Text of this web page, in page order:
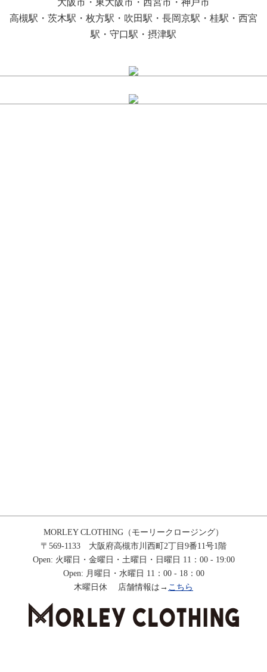
高槻駅・茨木駅・枚方駅・吹田駅・長岡京駅・桂駅・西宮
駅・守口駅・摂津駅
MORLEY CLOTHING（モーリークロージング）
〒569-1133 大阪府高槻市川西町2丁目9番11号1階
Open: 火曜日・金曜日・土曜日・日曜日 11：00 - 19:00
Open: 月曜日・水曜日 11：00 - 18：00
木曜日休 店舗情報は→ こちら